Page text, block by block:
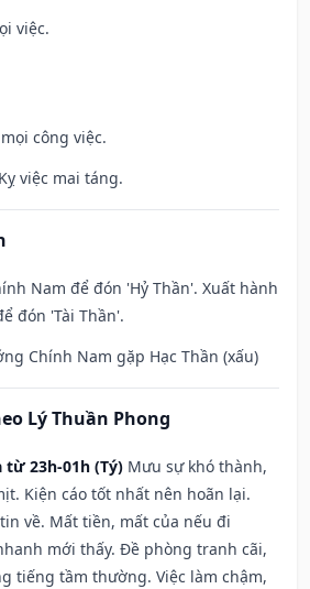
việc.
công việc.
việc mai táng.
Nam để đón 'Hỷ Thần'. Xuất hành
đón 'Tài Thần'.
Chính Nam gặp Hạc Thần (xấu)
Lý Thuần Phong
từ 23h-01h (Tý) Mưu sự khó thành,
Kiện cáo tốt nhất nên hoãn lại.
về. Mất tiền, mất của nếu đi
mới thấy. Đề phòng tranh cãi,
tiếng tầm thường. Việc làm chậm,